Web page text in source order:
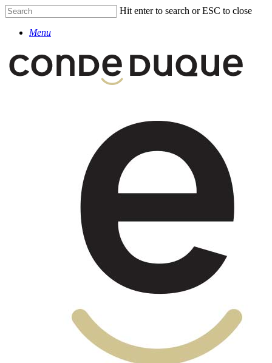
Skip
to
main
Hit enter to search or ESC to close
SearchMenu